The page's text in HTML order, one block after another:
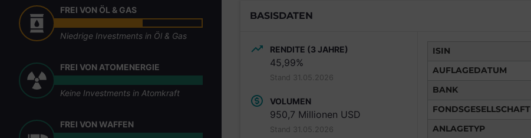
FREI VON ÖL & GAS
Niedrige Investments in Öl & Gas
FREI VON ATOMENERGIE
Keine Investments in Atomkraft
FREI VON WAFFEN
BASISDATEN
RENDITE (3 JAHRE)
45,99%
Stand 31.05.2026
VOLUMEN
950,7 Millionen USD
Stand 31.05.2026
ISIN
AUFLAGEDATUM
BANK
FONDSGESELLSCHAFT
ANLAGETYP